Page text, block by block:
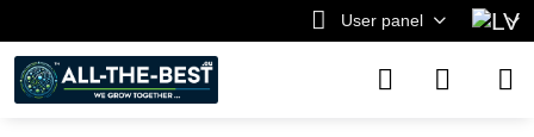
User panel